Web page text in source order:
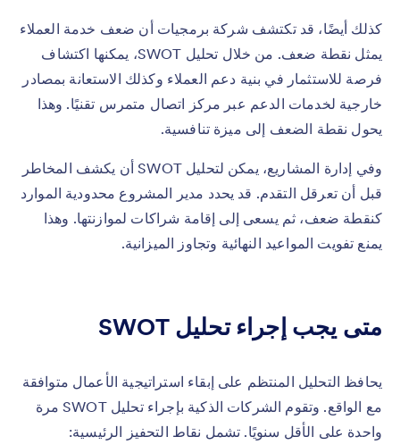
كذلك أيضًا، قد تكتشف شركة برمجيات أن ضعف خدمة العملاء
يمثل نقطة ضعف. من خلال تحليل SWOT، يمكنها اكتشاف
فرصة للاستثمار في بنية دعم العملاء وكذلك الاستعانة بمصادر
خارجية لخدمات الدعم عبر مركز اتصال متمرس تقنيًا. وهذا
يحول نقطة الضعف إلى ميزة تنافسية.
وفي إدارة المشاريع، يمكن لتحليل SWOT أن يكشف المخاطر
قبل أن تعرقل التقدم. قد يحدد مدير المشروع محدودية الموارد
كنقطة ضعف، ثم يسعى إلى إقامة شراكات لموازنتها. وهذا
يمنع تفويت المواعيد النهائية وتجاوز الميزانية.
متى يجب إجراء تحليل SWOT
يحافظ التحليل المنتظم على إبقاء استراتيجية الأعمال متوافقة
مع الواقع. وتقوم الشركات الذكية بإجراء تحليل SWOT مرة
واحدة على الأقل سنويًا. تشمل نقاط التحفيز الرئيسية: